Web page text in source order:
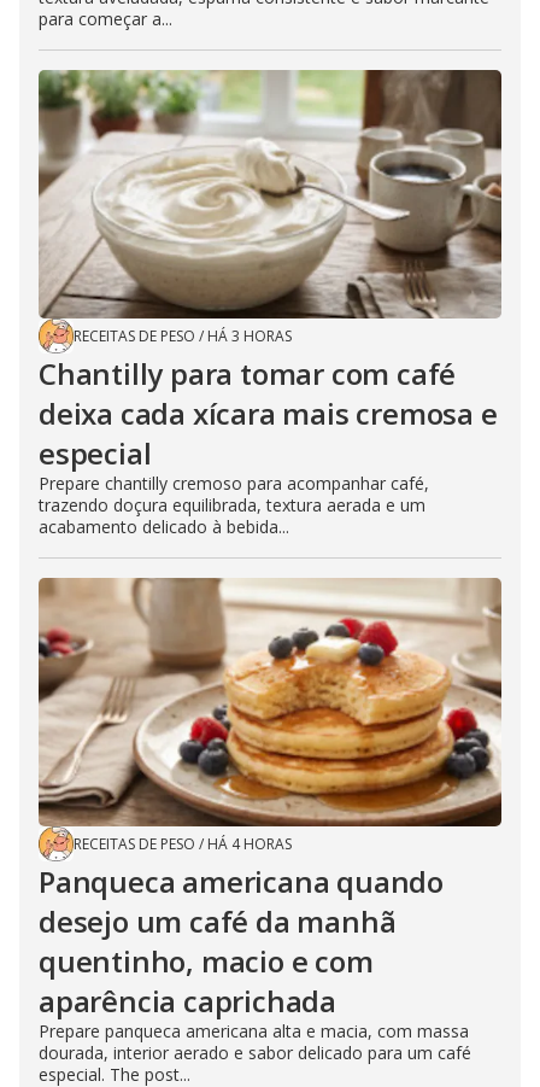
para começar a...
RECEITAS DE PESO / HÁ 3 HORAS
Chantilly para tomar com café
deixa cada xícara mais cremosa e
especial
Prepare chantilly cremoso para acompanhar café,
trazendo doçura equilibrada, textura aerada e um
acabamento delicado à bebida...
RECEITAS DE PESO / HÁ 4 HORAS
Panqueca americana quando
desejo um café da manhã
quentinho, macio e com
aparência caprichada
Prepare panqueca americana alta e macia, com massa
dourada, interior aerado e sabor delicado para um café
especial. The post...